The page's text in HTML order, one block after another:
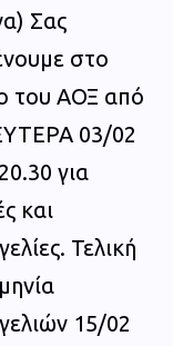
Σας
στο
του ΑΟΞ από
03/02
για
και
Τελική
15/02